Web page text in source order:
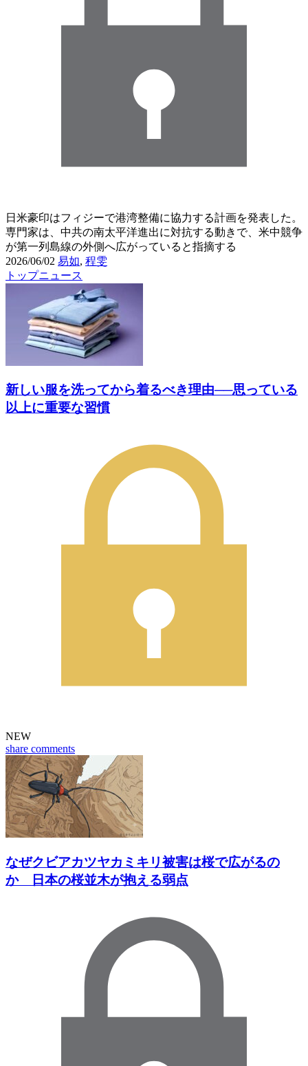
日米豪印はフィジーで港湾整備に協力する計画を発表した。
専門家は、中共の南太平洋進出に対抗する動きで、米中競争
が第一列島線の外側へ広がっていると指摘する
2026/06/02 易如, 程雯
トップニュース
新しい服を洗ってから着るべき理由──思っている
以上に重要な習慣
NEW
share comments
なぜクビアカツヤカミキリ被害は桜で広がるの
か 日本の桜並木が抱える弱点